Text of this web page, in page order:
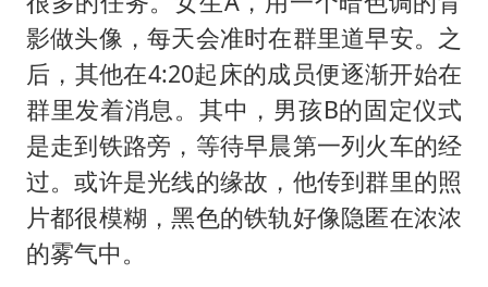
影做头像，每天会准时在群里道早安。之
后，其他在4:20起床的成员便逐渐开始在
群里发着消息。其中，男孩B的固定仪式
是走到铁路旁，等待早晨第一列火车的经
过。或许是光线的缘故，他传到群里的照
片都很模糊，黑色的铁轨好像隐匿在浓浓
的雾气中。